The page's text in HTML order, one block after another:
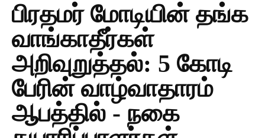
பிரதமர் மோடியின் தங்க
வாங்காதீர்கள்
அறிவுறுத்தல்: 5 கோடி
பேரின் வாழ்வாதாரம்
ஆபத்தில் - நகை